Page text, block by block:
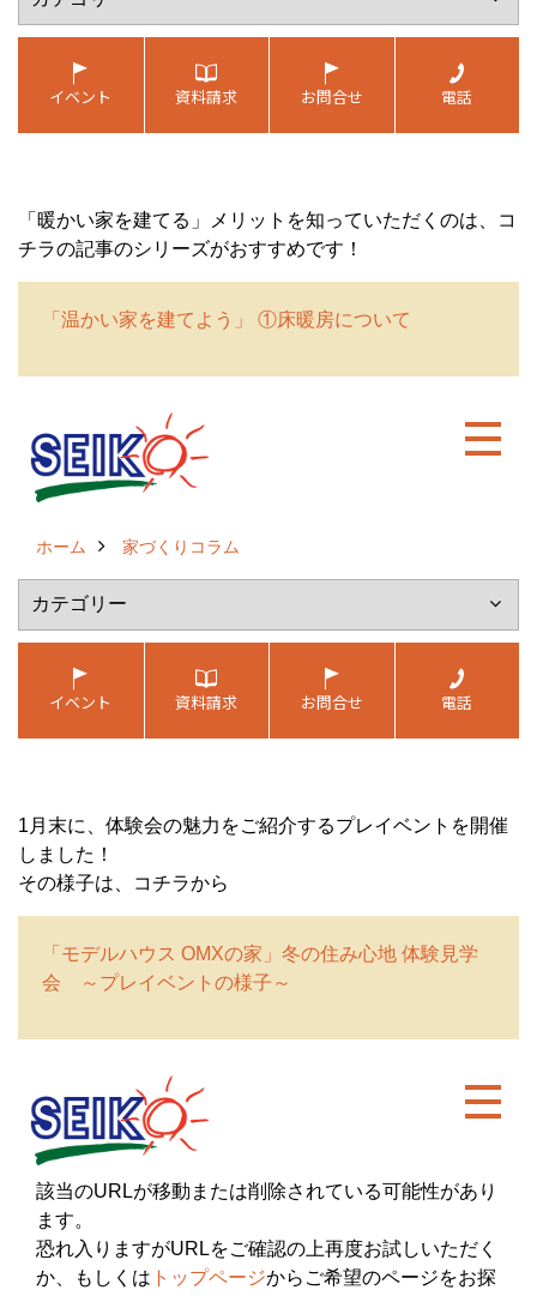
「暖かい家を建てる」メリットを知っていただくのは、コ
チラの記事のシリーズがおすすめです！
「温かい家を建てよう」 ①床暖房について
1月末に、体験会の魅力をご紹介するプレイベントを開催
しました！
その様子は、コチラから
「モデルハウス OMXの家」冬の住み心地 体験見学
会 ～プレイベントの様子～